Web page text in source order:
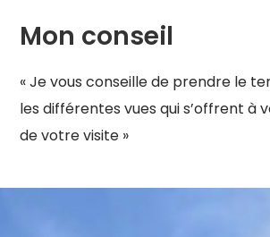
Mon conseil
« Je vous conseille de prendre le
les différentes vues qui s’offrent à
de votre visite »